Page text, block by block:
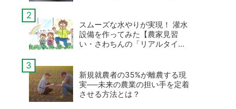
スムーズな水やりが実現！ 灌水
設備を作ってみた【農家見習
い・さわちんの「リアルタイム
新規就農者の35%が離農する現
実──未来の農業の担い手を定着
させる方法とは？